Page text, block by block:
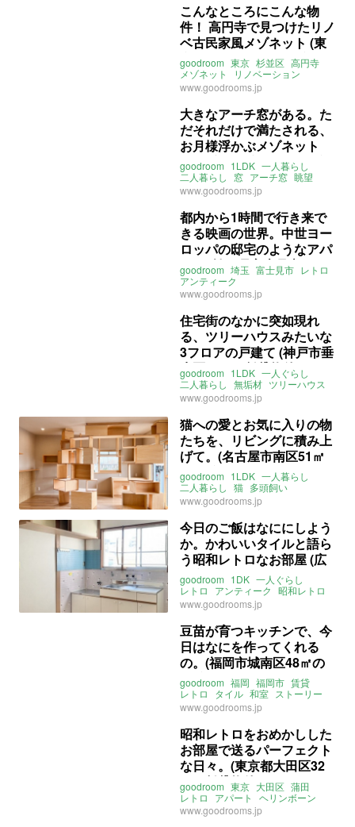
こんなところにこんな物
件！ 高円寺で見つけたリノ
ベ古民家風メゾネット (東
京都杉並区60㎡の賃貸物
件)
goodroom 東京 杉並区 高円寺
メゾネット
リノベーション
レトロ ペット相談可
www.goodrooms.jp
大きなアーチ窓がある。た
だそれだけで満たされる、
お月様浮かぶメゾネット
(大阪府豊中市67㎡の賃貸
物件)
goodroom 1LDK 一人暮らし
二人暮らし
窓 アーチ窓 眺望
最上階 角部屋 2面採光
ヨーロッパ レンガ
豊中
岡の上町 阪急電鉄宝塚線
岡町駅 豊中駅 曽根駅
ライター：増成かおり
賃貸
www.goodrooms.jp
都内から1時間で行き来で
きる映画の世界。中世ヨー
ロッパの邸宅のようなアパ
ート (埼玉県富士見市29㎡
の賃貸物件)
goodroom 埼玉 富士見市 レトロ
アンティーク
山王坂アパートメント
www.goodrooms.jp
住宅街のなかに突如現れ
る、ツリーハウスみたいな
3フロアの戸建て (神戸市垂
水区43㎡の賃貸物件)
goodroom 1LDK 一人ぐらし
二人暮らし 無垢材 ツリーハウス
アスレチックハウス
はしご ガレージ 車庫
レトロ
どこでもドア 神戸
垂水区
星陵台 山陽本線 舞子駅 垂水駅
ライター：増成かおり 賃貸
www.goodrooms.jp
猫への愛とお気に入りの物
たちを、リビングに積み上
げて。(名古屋市南区51㎡
の賃貸物件)
goodroom 1LDK 一人暮らし
二人暮らし 猫 多頭飼い
キャットウォーク
キャットステップ
爪とぎ
レトロ マンション
リノベ
二面採光 角部屋 愛知 名古屋
中割
名鉄常滑線 大江駅
東海道本線 笠寺駅
名鉄名古屋本線 本笠寺駅
ライター：増成かおり
賃貸
www.goodrooms.jp
今日のご飯はなににしよう
か。かわいいタイルと語ら
う昭和レトロなお部屋 (広
島市西区22㎡の賃貸物件)
goodroom 1DK 一人ぐらし
レトロ
アンティーク 昭和レトロ
昭和 タイル 賃料
三篠 山陽本線 可部線
広島電鉄横川線
横川駅
ライター：増成かおり 賃貸
www.goodrooms.jp
豆苗が育つキッチンで、今
日はなにを作ってくれる
の。(福岡市城南区48㎡の
賃貸物件)
goodroom 福岡 福岡市 賃貸
レトロ
タイル 和室 ストーリー
ふたりぐらし
ライター：くまのなな
www.goodrooms.jp
昭和レトロをおめかしした
お部屋で送るパーフェクト
な日々。(東京都大田区32
㎡の賃貸物件)
goodroom 東京 大田区 蒲田
レトロ
アパート
ヘリンボーン
PERFECT DAYS
www.goodrooms.jp